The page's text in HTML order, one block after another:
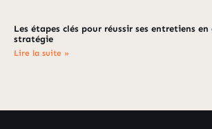
Les étapes clés pour réussir ses entretiens en
stratégie
Lire la suite »